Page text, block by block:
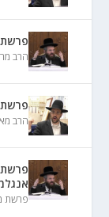
פרשת
הרב
פרשת
הרב
פרשת
פרשת